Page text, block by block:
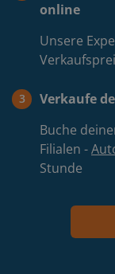
online
Unsere
3
Verkaufe
Buche
Filialen -
Stunde